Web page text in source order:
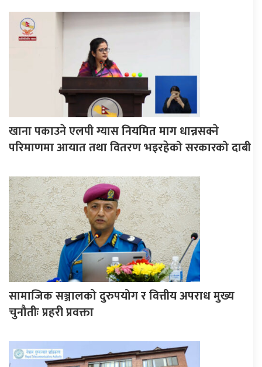
खाना पकाउने एलपी ग्यास नियमित माग धान्नसक्ने
परिमाणमा आयात तथा वितरण भइरहेको सरकारको दाबी
सामाजिक सञ्जालको दुरुपयोग र वित्तीय अपराध मुख्य
चुनौतीः प्रहरी प्रवक्ता